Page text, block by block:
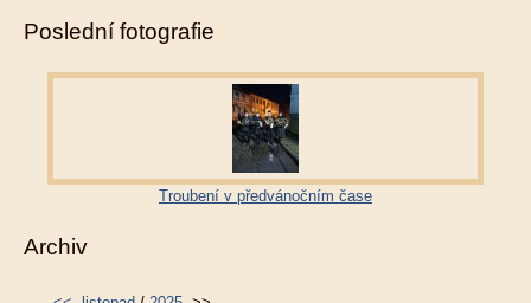
Poslední fotografie
Troubení v předvánočním čase
Archiv